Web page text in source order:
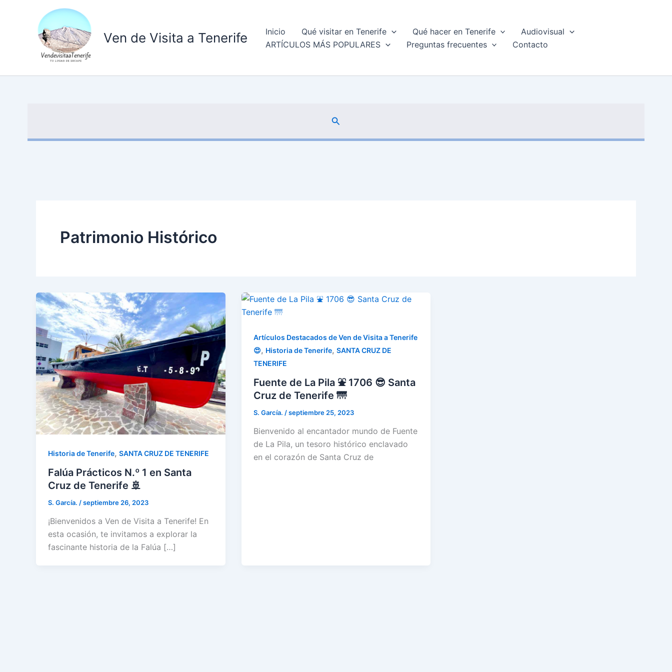
Ven de Visita a Tenerife Inicio Qué visitar en Tenerife Qué hacer en Tenerife
Audiovisual
ARTÍCULOS MÁS POPULARES
Preguntas frecuentes Contacto
Buscar
Patrimonio Histórico
Historia de Tenerife, SANTA CRUZ DE TENERIFE
Falúa Prácticos N.º 1 en Santa
Cruz de Tenerife 🚢
S. García. /septiembre 26, 2023
¡Bienvenidos a Ven de Visita a Tenerife! En
esta ocasión, te invitamos a explorar la
fascinante historia de la Falúa […]
Artículos Destacados de Ven de Visita a Tenerife
😍, Historia de Tenerife, SANTA CRUZ DE
TENERIFE
Fuente de La Pila ⛲ 1706 😎 Santa
Cruz de Tenerife 🌁
S. García. /septiembre 25, 2023
Bienvenido al encantador mundo de Fuente
de La Pila, un tesoro histórico enclavado
en el corazón de Santa Cruz de